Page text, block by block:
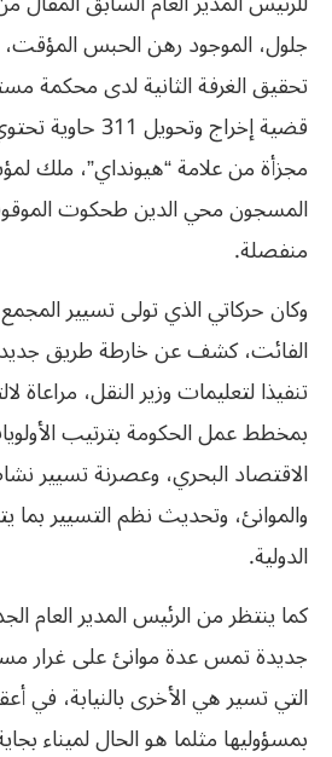
جلول، الموجود رهن الحبس
تحقيق الغرفة الثانية لدى محكمة
مجزأة من علامة “هيونداي”، ملك
المسجون محي الدين طحكوت
منفصلة.
الفائت، كشف عن خارطة طريق
تنفيذا لتعليمات وزير النقل، مراعاة
بمخطط عمل الحكومة بترتيب
الاقتصاد البحري، وعصرنة تسيير
والموانئ، وتحديث نظم التسيير بما
الدولية.
كما ينتظر من الرئيس المدير العام
جديدة تمس عدة موانئ على غرار
التي تسير هي الأخرى بالنيابة، في
بمسؤوليها مثلما هو الحال لميناء